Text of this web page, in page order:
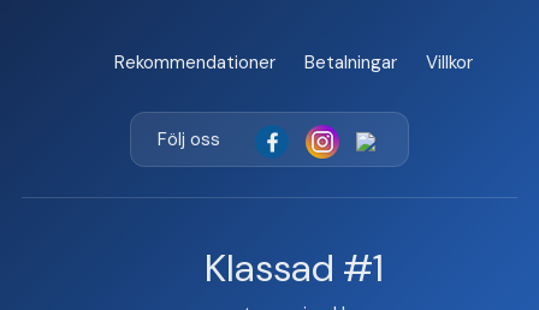
Rekommendationer Betalningar Villkor
Följ oss
Klassad #1